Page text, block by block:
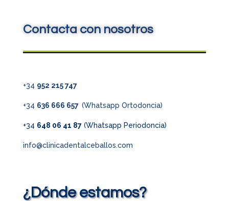
Contacta con nosotros
+34 952 215 747
+34 636 666 657 (Whatsapp Ortodoncia)
+34 648 06 41 87(Whatsapp Periodoncia)
info@clinicadentalceballos.com
¿Dónde estamos?